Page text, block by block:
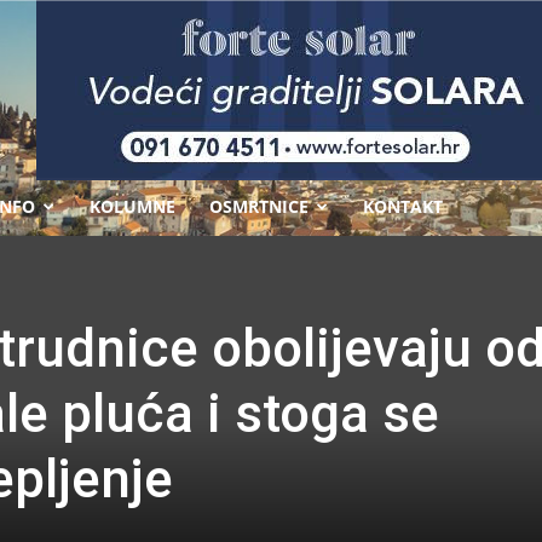
KOLUMNE OSMRTNICE KONTAKT
obolijevaju
pluća i stoga se